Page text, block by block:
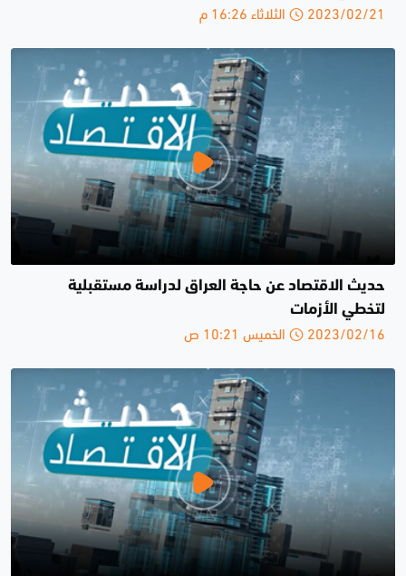
2023/02/21 الثلاثاء 16:26 م
حديث الاقتصاد عن حاجة العراق لدراسة مستقبلية
لتخطي الأزمات
2023/02/16 الخميس 10:21 ص